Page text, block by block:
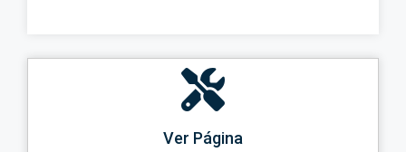
Ver Página